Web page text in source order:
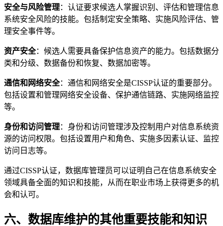
安全与风险管理：认证要求候选人掌握识别、评估和管理信息
系统安全风险的技能。包括制定安全策略、实施风险评估、管
理安全事件等。
资产安全：候选人需要具备保护信息资产的能力。包括数据分
类和分级、数据备份和恢复、数据加密等。
通信和网络安全：通信和网络安全是CISSP认证的重要部分。
包括设置和管理网络安全设备、保护通信链路、实施网络监控
等。
身份和访问管理：身份和访问管理涉及控制用户对信息系统资
源的访问权限。包括设置用户和角色、实施多因素认证、监控
访问日志等。
通过CISSP认证，数据库管理员可以证明自己在信息系统安全
领域具备全面的知识和技能，从而在职业市场上获得更多的机
会和认可。
六、数据库维护的其他重要技能和知识